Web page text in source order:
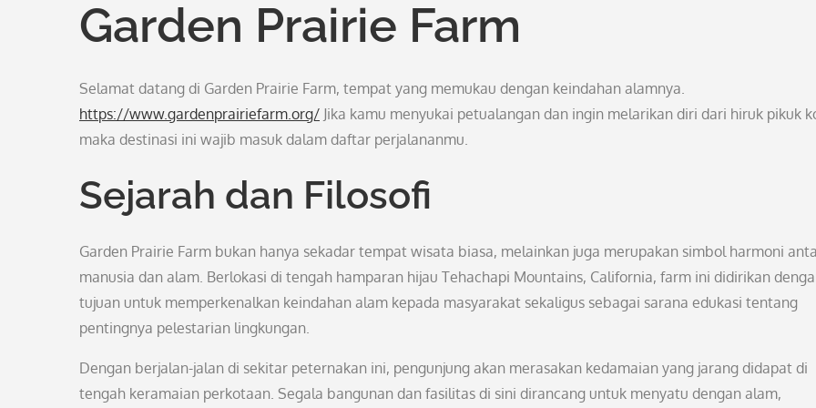
Garden Prairie Farm
Selamat datang di Garden Prairie Farm, tempat yang memukau dengan keindahan alamnya.
https://www.gardenprairiefarm.org/ Jika kamu menyukai petualangan dan ingin melarikan diri dari hiruk pikuk
maka destinasi ini wajib masuk dalam daftar perjalananmu.
Sejarah dan Filosofi
Garden Prairie Farm bukan hanya sekadar tempat wisata biasa, melainkan juga merupakan simbol harmoni
manusia dan alam. Berlokasi di tengah hamparan hijau Tehachapi Mountains, California, farm ini didirikan
tujuan untuk memperkenalkan keindahan alam kepada masyarakat sekaligus sebagai sarana edukasi tentang
pentingnya pelestarian lingkungan.
Dengan berjalan-jalan di sekitar peternakan ini, pengunjung akan merasakan kedamaian yang jarang didapat di
tengah keramaian perkotaan. Segala bangunan dan fasilitas di sini dirancang untuk menyatu dengan alam,